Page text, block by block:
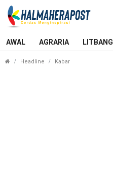
AWAL AGRARIA LITBANG
Headline Kabar